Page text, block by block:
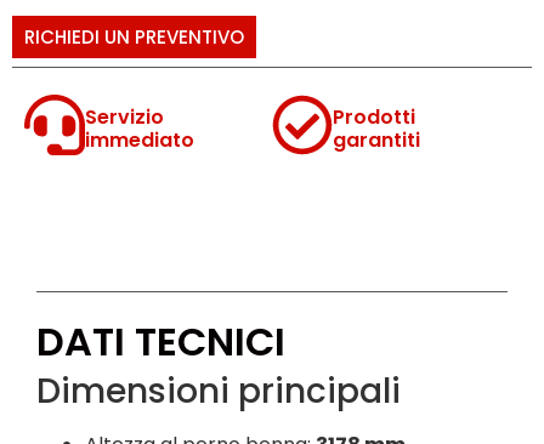
RICHIEDI UN PREVENTIVO
Servizio
immediato
Prodotti
garantiti
DATI TECNICI
Dimensioni principali